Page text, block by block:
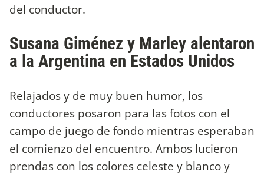
del conductor.
Susana Giménez y Marley alentaron
a la Argentina en Estados Unidos
Relajados y de muy buen humor, los
conductores posaron para las fotos con el
campo de juego de fondo mientras esperaban
el comienzo del encuentro. Ambos lucieron
prendas con los colores celeste y blanco y